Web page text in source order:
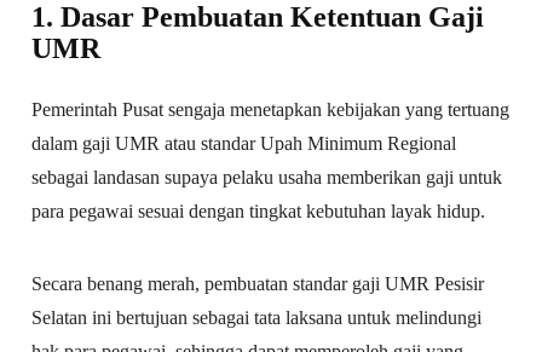
1. Dasar Pembuatan Ketentuan Gaji
UMR
Pemerintah Pusat sengaja menetapkan kebijakan yang tertuang
dalam gaji UMR atau standar Upah Minimum Regional
sebagai landasan supaya pelaku usaha memberikan gaji untuk
para pegawai sesuai dengan tingkat kebutuhan layak hidup.
Secara benang merah, pembuatan standar gaji UMR Pesisir
Selatan ini bertujuan sebagai tata laksana untuk melindungi